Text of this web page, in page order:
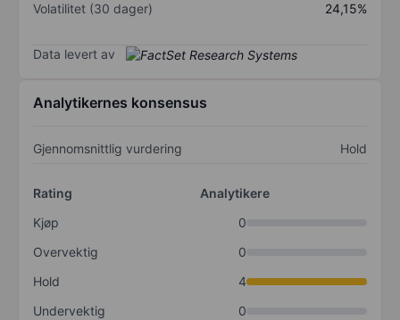
Volatilitet (30 dager)
24,15%
Data levert av
Analytikernes konsensus
Gjennomsnittlig vurdering Hold
Rating
Analytikere
Kjøp
0
Overvektig
0
Hold
4
Undervektig
0